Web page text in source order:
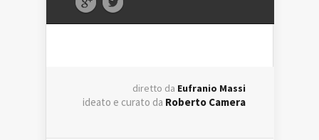
diretto da Eufranio Massi
ideato e curato da Roberto Camera